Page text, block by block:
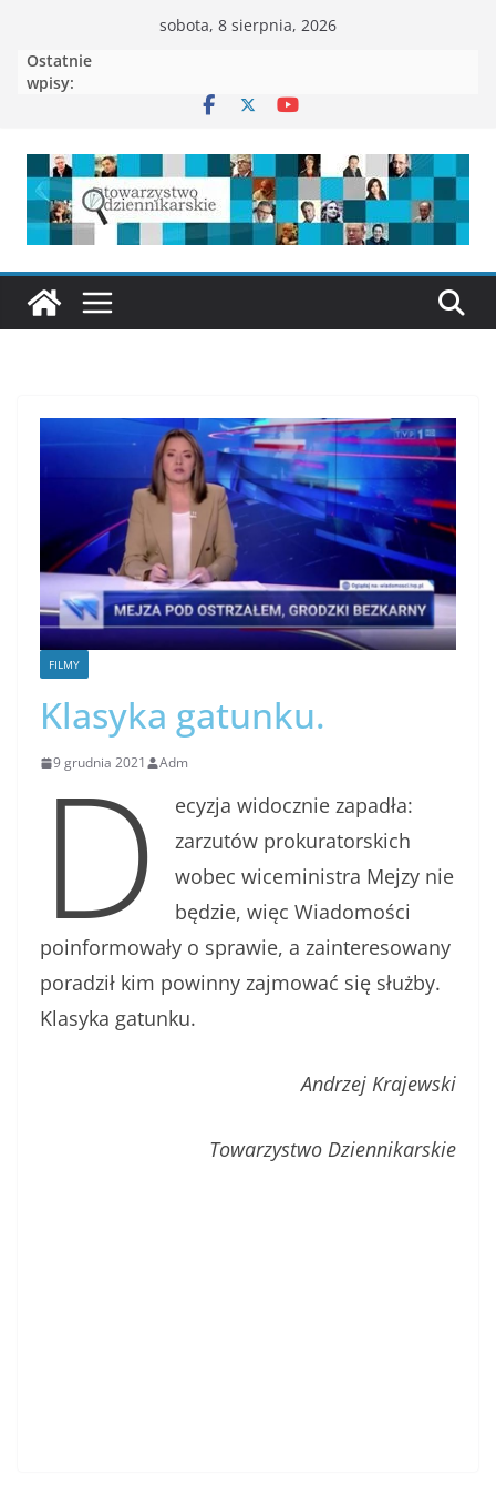
sobota, 8 sierpnia, 2026
Ostatnie
wpisy:
FILMY
Klasyka gatunku.
9 grudnia 2021 Adm
D
ecyzja widocznie zapadła:
zarzutów prokuratorskich
wobec wiceministra Mejzy nie
będzie, więc Wiadomości
poinformowały o sprawie, a zainteresowany
poradził kim powinny zajmować się służby.
Klasyka gatunku.
Andrzej Krajewski
Towarzystwo Dziennikarskie